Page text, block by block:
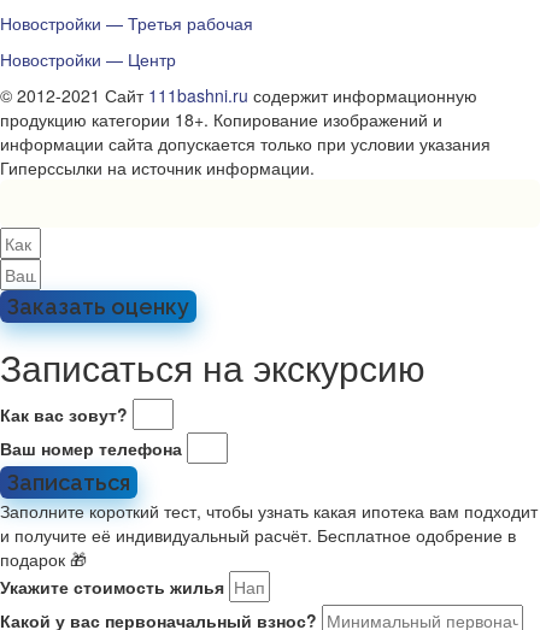
Новостройки — Третья рабочая
Новостройки — Центр
© 2012-2021 Сайт 111bashni.ru содержит информационную
продукцию категории 18+. Копирование изображений и
информации сайта допускается только при условии указания
Гиперссылки на источник информации.
Заказать оценку
Записаться на экскурсию
Как вас зовут?
Ваш номер телефона
Записаться
Заполните короткий тест, чтобы узнать какая ипотека вам подходит
и получите её индивидуальный расчёт. Бесплатное одобрение в
подарок 🎁
Укажите стоимость жилья
Какой у вас первоначальный взнос?